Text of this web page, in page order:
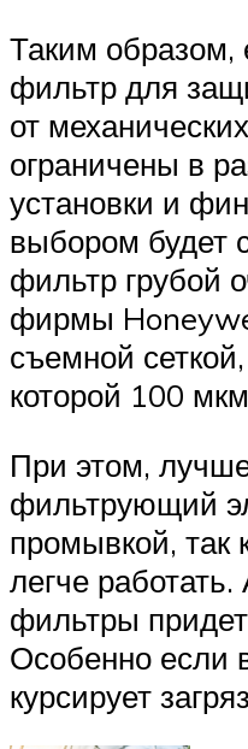
Таким
фильтр для
от
ограничены в
установки и
выбором
фильтр грубой
фирмы
съемной
которой 100
При этом,
фильтрующий
промывкой, так
легче
фильтры
Особенно если
курсирует